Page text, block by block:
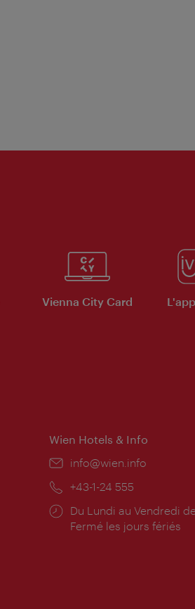
Vienna City Card
Wien Hotels & Info
E-
info@wien.info
Téléphone:
+43-1-24 555
Horaires
d'ouverture:
Du Lundi au Vendredi
Fermé les jours fériés